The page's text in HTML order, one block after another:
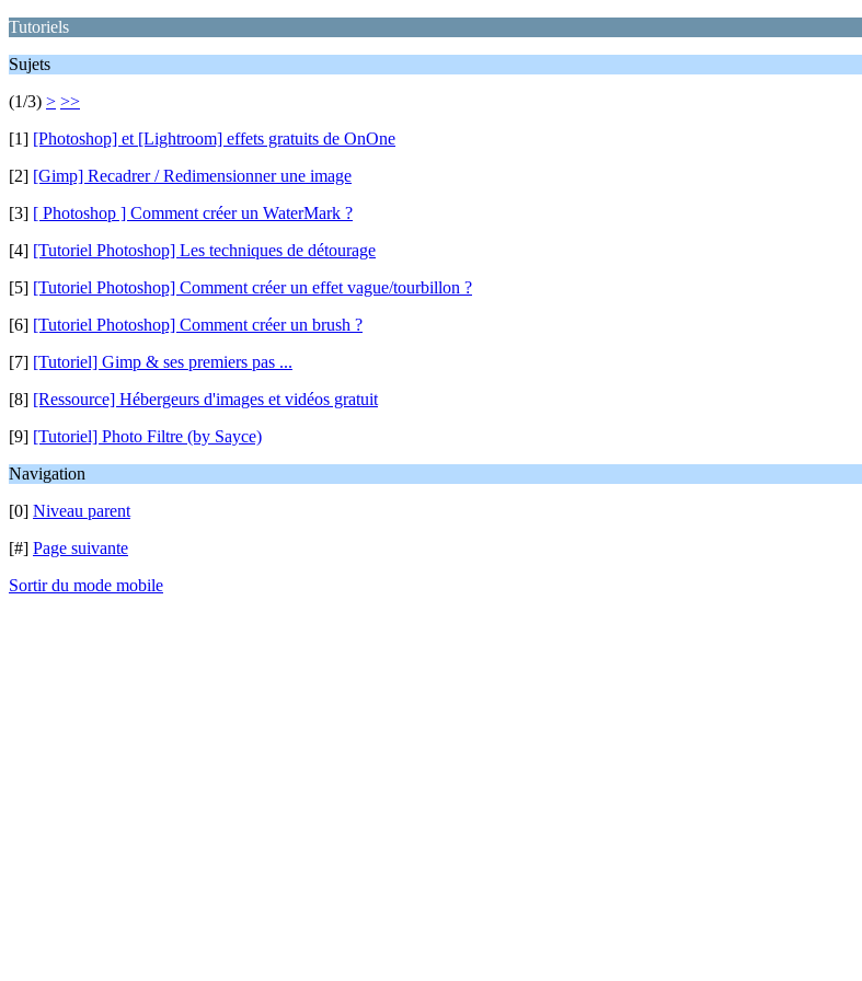
Tutoriels
Sujets
(1/3) > >>
[1] [Photoshop] et [Lightroom] effets gratuits de OnOne
[2] [Gimp] Recadrer / Redimensionner une image
[3] [ Photoshop ] Comment créer un WaterMark ?
[4] [Tutoriel Photoshop] Les techniques de détourage
[5] [Tutoriel Photoshop] Comment créer un effet vague/tourbillon ?
[6] [Tutoriel Photoshop] Comment créer un brush ?
[7] [Tutoriel] Gimp & ses premiers pas ...
[8] [Ressource] Hébergeurs d'images et vidéos gratuit
[9] [Tutoriel] Photo Filtre (by Sayce)
Navigation
[0] Niveau parent
[#] Page suivante
Sortir du mode mobile